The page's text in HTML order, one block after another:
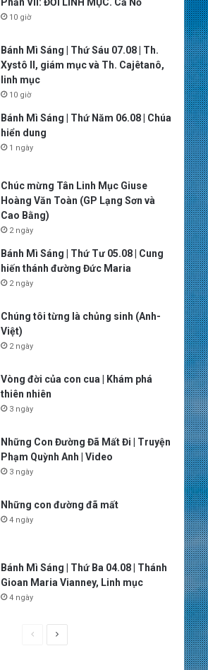
10 giờ
Bánh Mì Sáng | Thứ Sáu 07.08 | Th.
Xystô II, giám mục và Th. Cajêtanô,
linh mục
10 giờ
Bánh Mì Sáng | Thứ Năm 06.08 | Chúa
hiển dung
1 ngày
Chúc mừng Tân Linh Mục Giuse
Hoàng Văn Toàn (GP Lạng Sơn và
Cao Bằng)
2 ngày
Bánh Mì Sáng | Thứ Tư 05.08 | Cung
hiến thánh đường Đức Maria
2 ngày
Chúng tôi từng là chủng sinh (Anh-
Việt)
2 ngày
Vòng đời của con cua | Khám phá
thiên nhiên
3 ngày
Những Con Đường Đã Mất Đi | Truyện
Phạm Quỳnh Anh | Video
3 ngày
Những con đường đã mất
4 ngày
Bánh Mì Sáng | Thứ Ba 04.08 | Thánh
Gioan Maria Vianney, Linh mục
4 ngày